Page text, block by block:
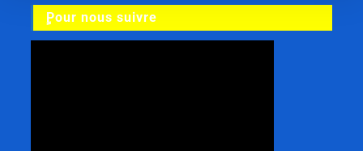
ٍPour nous suivre